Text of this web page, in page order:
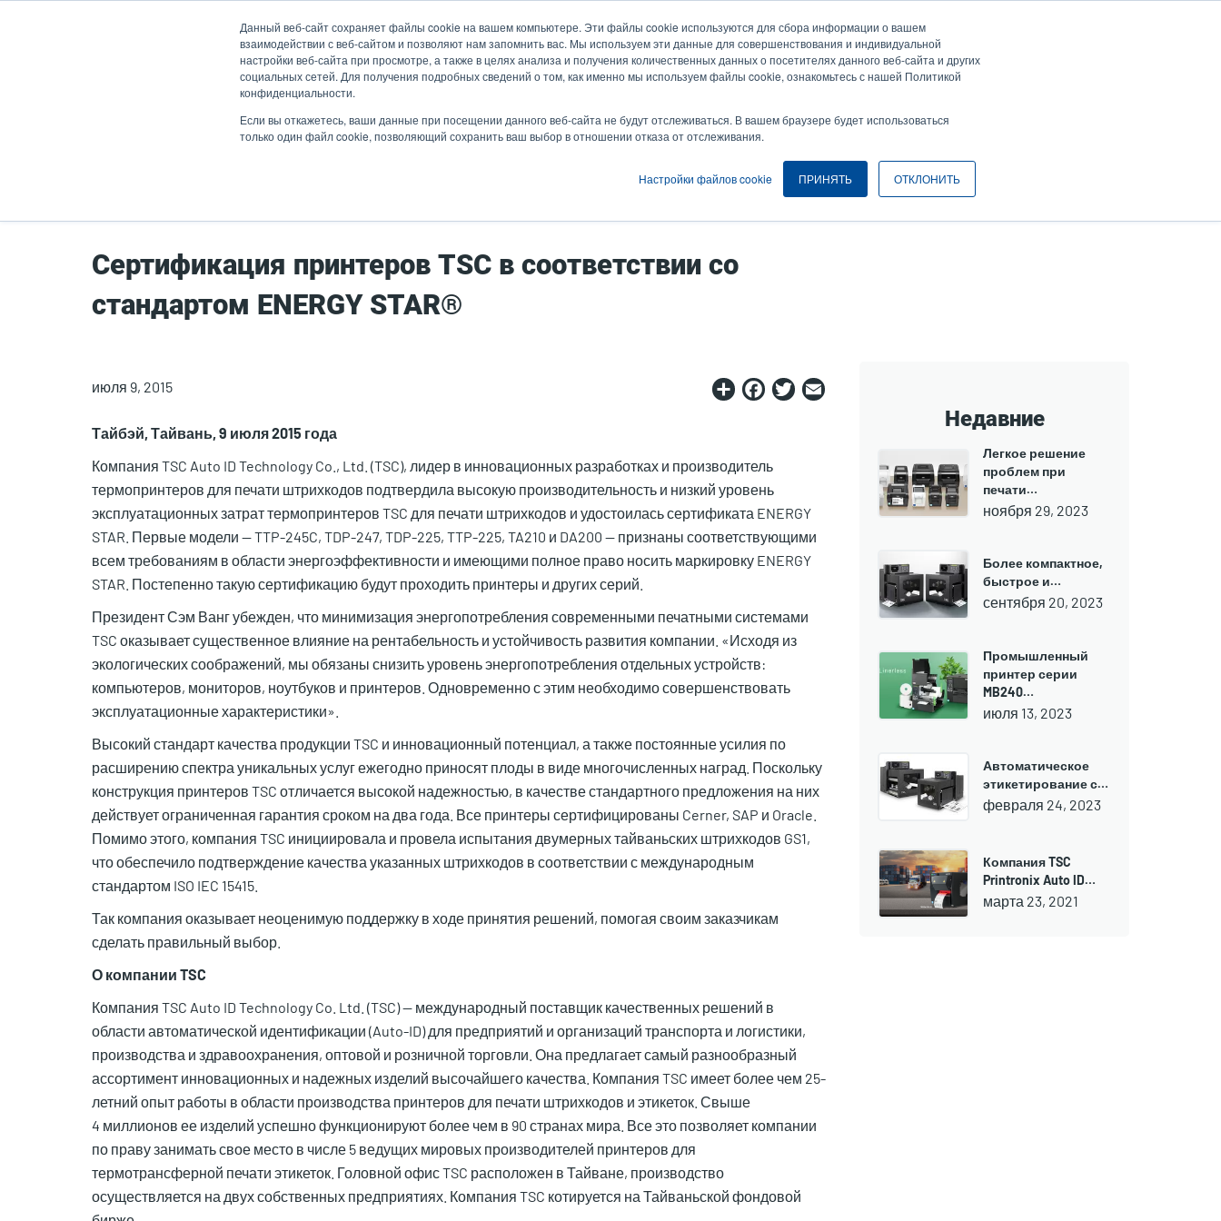
Данный веб-сайт сохраняет файлы cookie на вашем компьютере. Эти файлы cookie используются для сбора информации о вашем
взаимодействии с веб-сайтом и позволяют нам запомнить вас. Мы используем эти данные для совершенствования и индивидуальной
настройки веб-сайта при просмотре, а также в целях анализа и получения количественных данных о посетителях данного веб-сайта и других
социальных сетей. Для получения подробных сведений о том, как именно мы используем файлы cookie, ознакомьтесь с нашей Политикой
конфиденциальности.
Если вы откажетесь, ваши данные при посещении данного веб-сайта не будут отслеживаться. В вашем браузере будет использоваться
только один файл cookie, позволяющий сохранить ваш выбор в отношении отказа от отслеживания.
Настройки файлов cookie ПРИНЯТЬ ОТКЛОНИТЬ
User
account
menu
Новости и события Компания
User
Anonymous
Войти / Зарегистрироваться
Продукты
Header
Сертификация принтеров TSC в соответствии со
стандартом ENERGY STAR®
июля 9, 2015 Share
Facebook
Twitter
Email
Тайбэй, Тайвань, 9 июля 2015 года
Компания TSC Auto ID Technology Co., Ltd. (TSC), лидер в инновационных разработках и производитель
термопринтеров для печати штрихкодов подтвердила высокую производительность и низкий уровень
эксплуатационных затрат термопринтеров TSC для печати штрихкодов и удостоилась сертификата ENERGY
STAR. Первые модели — TTP-245C, TDP-247, TDP-225, TTP-225, TA210 и DA200 — признаны соответствующими
всем требованиям в области энергоэффективности и имеющими полное право носить маркировку ENERGY
STAR. Постепенно такую сертификацию будут проходить принтеры и других серий.
Президент Сэм Ванг убежден, что минимизация энергопотребления современными печатными системами
TSC оказывает существенное влияние на рентабельность и устойчивость развития компании. «Исходя из
экологических соображений, мы обязаны снизить уровень энергопотребления отдельных устройств:
компьютеров, мониторов, ноутбуков и принтеров. Одновременно с этим необходимо совершенствовать
эксплуатационные характеристики».
Высокий стандарт качества продукции TSC и инновационный потенциал, а также постоянные усилия по
расширению спектра уникальных услуг ежегодно приносят плоды в виде многочисленных наград. Поскольку
конструкция принтеров TSC отличается высокой надежностью, в качестве стандартного предложения на них
действует ограниченная гарантия сроком на два года. Все принтеры сертифицированы Cerner, SAP и Oracle.
Помимо этого, компания TSC инициировала и провела испытания двумерных тайваньских штрихкодов GS1,
что обеспечило подтверждение качества указанных штрихкодов в соответствии с международным
стандартом ISO IEC 15415.
Так компания оказывает неоценимую поддержку в ходе принятия решений, помогая своим заказчикам
сделать правильный выбор.
О компании TSC
Компания TSC Auto ID Technology Co. Ltd. (TSC) — международный поставщик качественных решений в
области автоматической идентификации (Auto-ID) для предприятий и организаций транспорта и логистики,
производства и здравоохранения, оптовой и розничной торговли. Она предлагает самый разнообразный
ассортимент инновационных и надежных изделий высочайшего качества. Компания TSC имеет более чем 25-
летний опыт работы в области производства принтеров для печати штрихкодов и этикеток. Свыше
4 миллионов ее изделий успешно функционируют более чем в 90 странах мира. Все это позволяет компании
по праву занимать свое место в числе 5 ведущих мировых производителей принтеров для
термотрансферной печати этикеток. Головной офис TSC расположен в Тайване, производство
осуществляется на двух собственных предприятиях. Компания TSC котируется на Тайваньской фондовой
Недавние
Легкое решение
проблем при
печати…
ноября 29, 2023
Более компактное,
быстрое и…
сентября 20, 2023
Промышленный
принтер серии
MB240…
июля 13, 2023
Автоматическое
этикетирование с…
февраля 24, 2023
Компания TSC
Printronix Auto ID…
марта 23, 2021